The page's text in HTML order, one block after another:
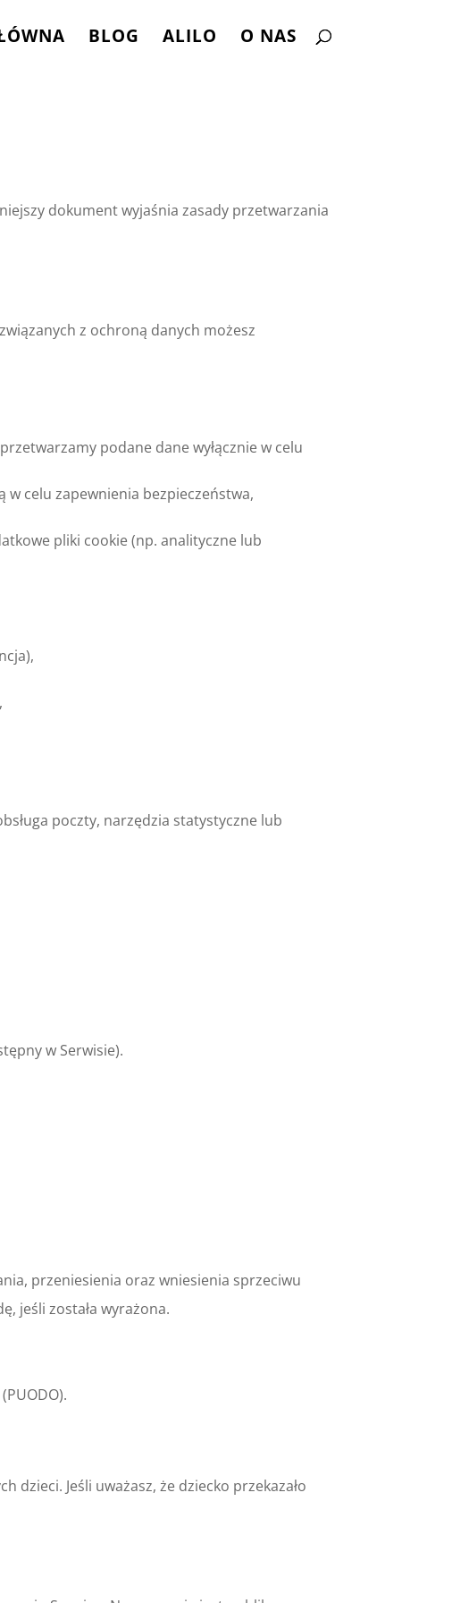
BLOG ALILO O NAS
dokument wyjaśnia zasady przetwarzania
z ochroną danych możesz
podane dane wyłącznie w celu
w celu zapewnienia bezpieczeństwa,
pliki cookie (np. analityczne lub
poczty, narzędzia statystyczne lub
w Serwisie).
przeniesienia oraz wniesienia sprzeciwu
jeśli została wyrażona.
dzieci. Jeśli uważasz, że dziecko przekazało